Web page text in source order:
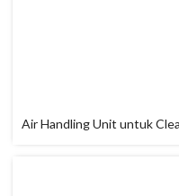
Air Handling Unit untuk